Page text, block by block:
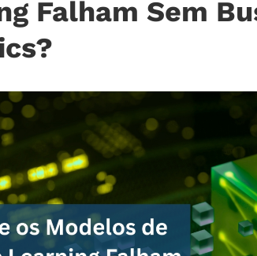
Falham Sem